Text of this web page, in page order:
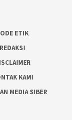
ETIK
REDAKSI
KAMI
MEDIA SIBER